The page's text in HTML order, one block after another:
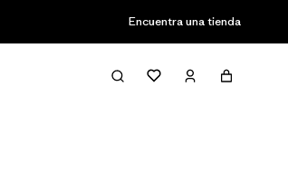
Encuentra una tienda
Filter & Sort